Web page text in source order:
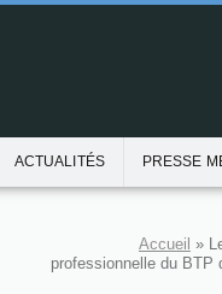
ACTUALITÉS PRESSE
Accueil »
professionnelle du BTP